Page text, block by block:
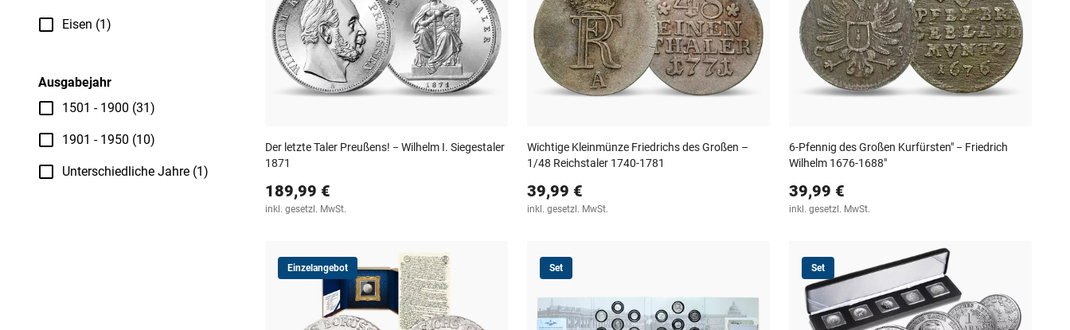
Eisen (1)
Ausgabejahr
1501 - 1900 (31)
1901 - 1950 (10)
Unterschiedliche Jahre (1)
Der letzte Taler Preußens! − Wilhelm I. Siegestaler
1871
189,99 €
inkl. gesetzl. MwSt.
Wichtige Kleinmünze Friedrichs des Großen –
1/48 Reichstaler 1740-1781
39,99 €
inkl. gesetzl. MwSt.
6-Pfennig des Großen Kurfürsten" − Friedrich
Wilhelm 1676-1688"
39,99 €
inkl. gesetzl. MwSt.
Einzelangebot Set Set